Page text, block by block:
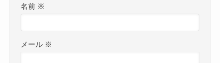
名前 ※
メール ※